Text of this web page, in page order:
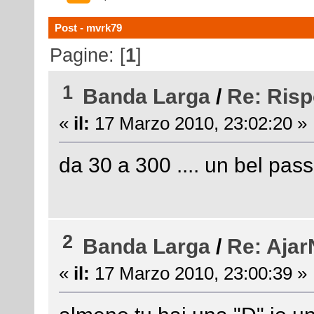
Post - mvrk79
Pagine: [1]
1 Banda Larga / Re:
« il: 17 Marzo 2010, 23:02:20 »
da 30 a 300 .... un bel
2 Banda Larga / Re:
« il: 17 Marzo 2010, 23:00:39 »